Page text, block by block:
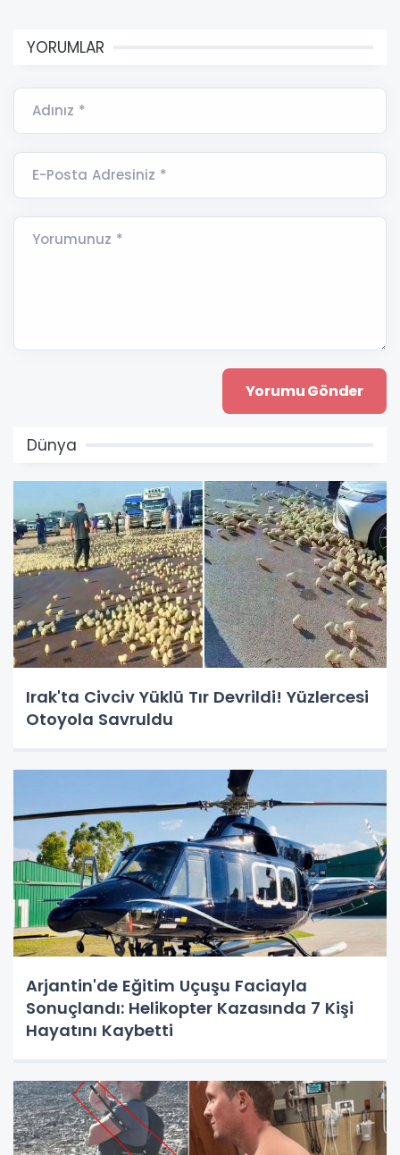
YORUMLAR
Adınız *
E-Posta Adresiniz *
Yorumunuz *
Dünya
Irak'ta Civciv Yüklü Tır Devrildi! Yüzlercesi
Otoyola Savruldu
Arjantin'de Eğitim Uçuşu Faciayla
Sonuçlandı: Helikopter Kazasında 7 Kişi
Hayatını Kaybetti